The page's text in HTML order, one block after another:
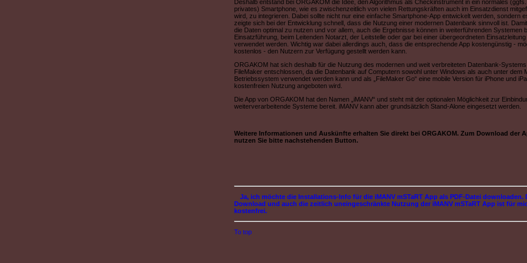
Deshalb entstand bei ORGAKOM die Idee, den Algorithmus als Checkinstrument in ein normales (ggfs.
privates) Smartphone, wie es zwischenzeitlich von vielen Rettungskräften auch im Einsatzdienst
wird, zu integrieren. Dabei sollte nicht nur eine einfache Smartphone-App entwickelt werden, sondern
zeigte sich bei der Entwicklung schnell, dass die Nutzung einer modernen Datenbank sinnvoll ist.
die Daten optimal zu nutzen und vor allem, auch die Ergebnisse können in weiterführenden Systemen
Einsatzführung, beim Leitenden Notarzt, der Leitstelle oder gar bei einer übergeordneten Einsatzleitung
verwendet werden. Wichtig war dabei allerdings auch, dass die entsprechende App kostengünstig -
kostenlos - den Nutzern zur Verfügung gestellt werden kann.
ORGAKOM hat sich deshalb für die Nutzung des modernen und weit verbreiteten Datenbank-Systems
FileMaker entschlossen, da die Datenbank auf Computern sowohl unter Windows als auch unter dem
Betriebssystem verwendet werden kann und als „FileMaker Go“ eine mobile Version für iPhone und
kostenfreien Nutzung angeboten wird.
Die App von ORGAKOM hat den Namen „iMANV“ und steht mit der optionalen Möglichkeit zur
weiterverarbeitende Systeme bereit. iMANV kann aber grundsätzlich Stand-Alone eingesetzt werden.
Weitere Informationen und Auskünfte erhalten Sie direkt bei ORGAKOM. Zum Download der
nutzen Sie bitte nachstehenden Button.
Ja, ich möchte die Installations-Info für die iMANV mSTaRT App als PDF-Datei downloaden.
Download und auch die zeitlich uneingeschränkte Nutzung der iMANV mSTaRT App ist für
kostenfrei.
To top